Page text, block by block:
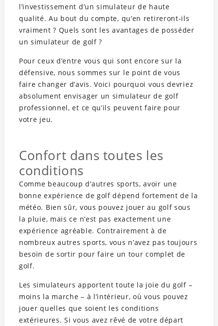
l’investissement d’un simulateur de haute
qualité. Au bout du compte, qu’en retireront-ils
vraiment ? Quels sont les avantages de posséder
un simulateur de golf ?
Pour ceux d’entre vous qui sont encore sur la
défensive, nous sommes sur le point de vous
faire changer d’avis. Voici pourquoi vous devriez
absolument envisager un simulateur de golf
professionnel, et ce qu’ils peuvent faire pour
votre jeu.
Confort dans toutes les
conditions
Comme beaucoup d’autres sports, avoir une
bonne expérience de golf dépend fortement de la
météo. Bien sûr, vous pouvez jouer au golf sous
la pluie, mais ce n’est pas exactement une
expérience agréable. Contrairement à de
nombreux autres sports, vous n’avez pas toujours
besoin de sortir pour faire un tour complet de
golf.
Les simulateurs apportent toute la joie du golf –
moins la marche – à l’intérieur, où vous pouvez
jouer quelles que soient les conditions
extérieures. Si vous avez rêvé de votre départ